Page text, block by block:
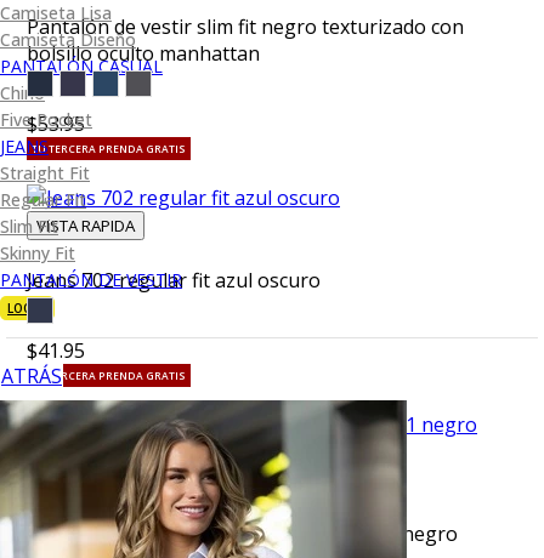
Camiseta Lisa
Camiseta Diseño
PANTALÓN CASUAL
Chino
Five Pocket
JEANS
Straight Fit
Regular Fit
Slim Fit
Skinny Fit
PANTALÓN DE VESTIR
LOOKS
ATRÁS
Pantalón de vestir slim fit negro texturizado con
bolsillo oculto manhattan
$53.95
TU TERCERA PRENDA GRATIS
VISTA RAPIDA
Jeans 702 regular fit azul oscuro
$41.95
TU TERCERA PRENDA GRATIS
VISTA RAPIDA
Jeans levanta pompa skinny tiro alto 451 negro